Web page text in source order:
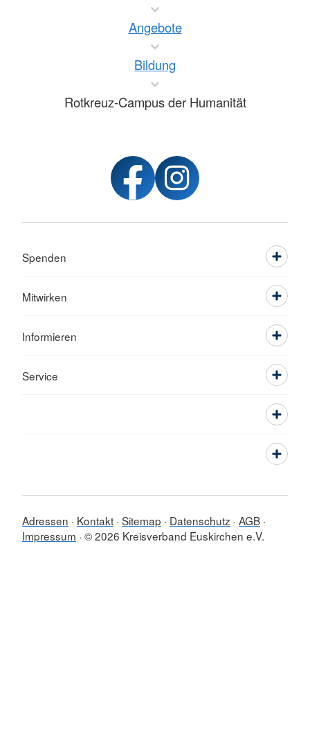
Angebote
Bildung
Rotkreuz-Campus der Humanität
Spenden
Mitwirken
Informieren
Service
Adressen Kontakt Sitemap Datenschutz AGB
Impressum © 2026 Kreisverband Euskirchen e.V.